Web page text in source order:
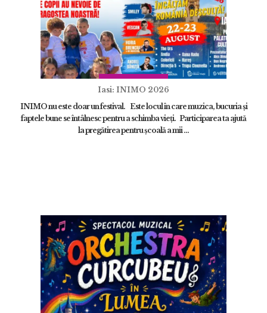
Iasi: INIMO 2026
INIMO nu este doar un festival. Este locul în care muzica, bucuria și
faptele bune se întâlnesc pentru a schimba vieți. Participarea ta ajută
la pregătirea pentru școală a mii ...